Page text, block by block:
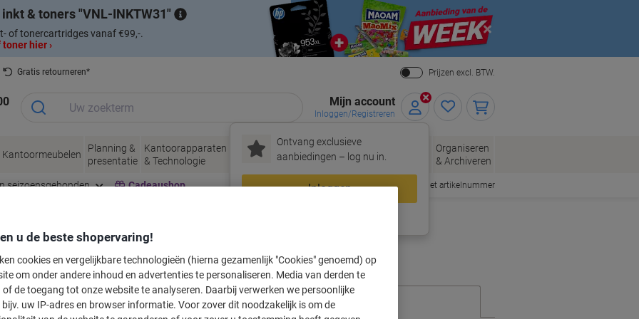
inkt & toners VNL-INKTW31
of tonercartridges vanaf €99,-.
hier ›
Close
Gratis retourneren*
Prijzen excl. BTW.
Mijn account
Inloggen/Registreren
Ontvang exclusieve
aanbiedingen – log nu in.
Inloggen
Kantoormeubelen
Planning &
presentatie
Kantoorapparaten
& Technologie
Inkt &
Toner
Papier, Enveloppen
& Verpakken
Kantoorartikelen
Organiseren
& Archiveren
seizoensgebonden Cadeaushop Snel bestellen met artikelnummer
voor uw printer
Kies merk, reeks en model uit de opties hieronder
u de beste shopervaring!
cookies en vergelijkbare technologieën (hierna gezamenlijk "Cookies" genoemd) op
om onder andere inhoud en advertenties te personaliseren. Media van derden te
of de toegang tot onze website te analyseren. Daarbij verwerken we persoonlijke
bijv. uw IP-adres en browser informatie. Voor zover dit noodzakelijk is om de